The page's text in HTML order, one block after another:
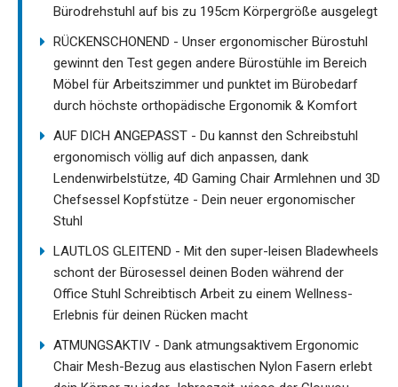
Bürodrehstuhl auf bis zu 195cm Körpergröße ausgelegt
RÜCKENSCHONEND - Unser ergonomischer Bürostuhl
gewinnt den Test gegen andere Bürostühle im Bereich
Möbel für Arbeitszimmer und punktet im Bürobedarf
durch höchste orthopädische Ergonomik & Komfort
AUF DICH ANGEPASST - Du kannst den Schreibstuhl
ergonomisch völlig auf dich anpassen, dank
Lendenwirbelstütze, 4D Gaming Chair Armlehnen und 3D
Chefsessel Kopfstütze - Dein neuer ergonomischer
Stuhl
LAUTLOS GLEITEND - Mit den super-leisen Bladewheels
schont der Bürosessel deinen Boden während der
Office Stuhl Schreibtisch Arbeit zu einem Wellness-
Erlebnis für deinen Rücken macht
ATMUNGSAKTIV - Dank atmungsaktivem Ergonomic
Chair Mesh-Bezug aus elastischen Nylon Fasern erlebt